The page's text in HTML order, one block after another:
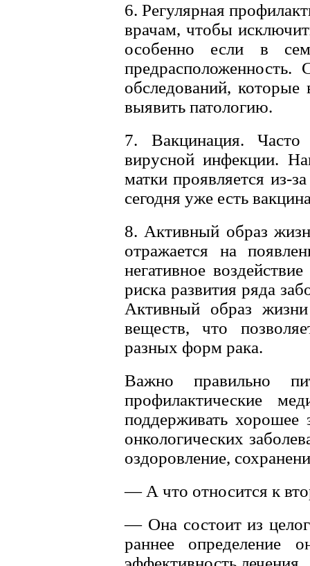
6. Регулярная
врачам, чтобы
особенно если в
предрасположенность.
обследований,
выявить патологию.
7. Вакцинация. Часто
вирусной инфекции.
матки проявляется из-
сегодня уже есть
8. Активный образ
отражается на
негативное
риска развития ряда
Активный образ
веществ, что
разных форм рака.
Важно правильно
профилактические
поддерживать хорошее
онкологических
оздоровление,
— А что относится к
— Она состоит из
раннее определение